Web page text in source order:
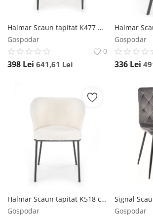
Halmar Scaun tapitat K477 Crem
Gospodar
0
398 Lei 641,61Lei
Gospodar
336 Lei
Halmar Scaun tapitat K518 crem
Gospodar
Gospodar